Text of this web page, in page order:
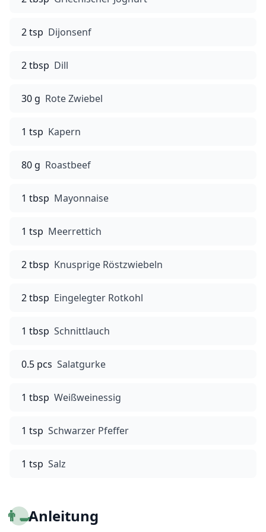
2 tsp Dijonsenf
2 tbsp Dill
30 g Rote Zwiebel
1 tsp Kapern
80 g Roastbeef
1 tbsp Mayonnaise
1 tsp Meerrettich
2 tbsp Knusprige Röstzwiebeln
2 tbsp Eingelegter Rotkohl
1 tbsp Schnittlauch
0.5 pcs Salatgurke
1 tbsp Weißweinessig
1 tsp Schwarzer Pfeffer
1 tsp Salz
👨‍🍳Anleitung